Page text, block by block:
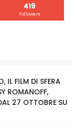
419
Followers
IL FILM DI SFERA
ROMANOFF,
27 OTTOBRE SU